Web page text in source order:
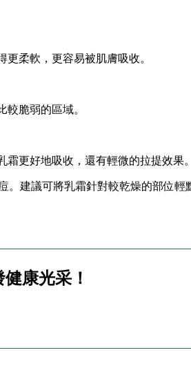
柔軟，更容易被肌膚吸收。
脆弱的區域。
更好地吸收，還有輕微的拉提效果。
。建議可將乳霜針對較乾燥的部位輕
康光采！